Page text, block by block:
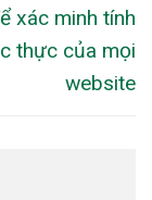
xác minh tính
thực của mọi
website